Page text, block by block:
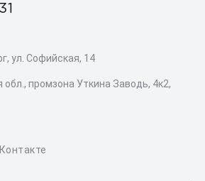
ул. Софийская, 14
обл., промзона Уткина Заводь, 4к2,